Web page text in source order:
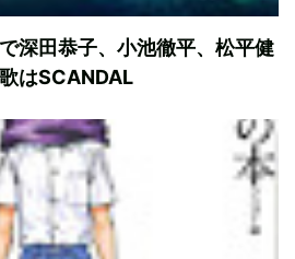
深田恭子、小池徹平、松平健
はSCANDAL